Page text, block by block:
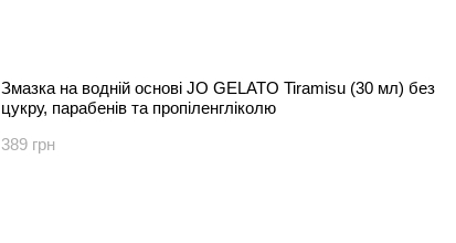
Змазка на водній основі JO GELATO Tiramisu (30 мл) без
цукру, парабенів та пропіленгліколю
389 грн